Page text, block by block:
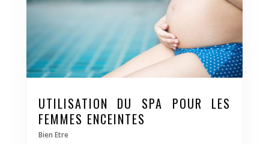
UTILISATION DU SPA POUR LES
FEMMES ENCEINTES
Bien Etre